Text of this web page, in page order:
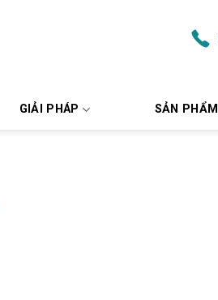
GIẢI PHÁP SẢN PHẨM